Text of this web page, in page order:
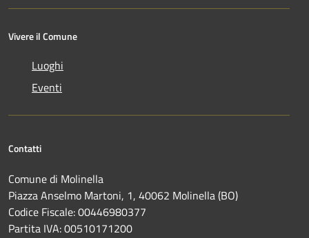
Vivere il Comune
Luoghi
Eventi
Contatti
Comune di Molinella
Piazza Anselmo Martoni, 1, 40062 Molinella (BO)
Codice Fiscale: 00446980377
Partita IVA: 00510171200